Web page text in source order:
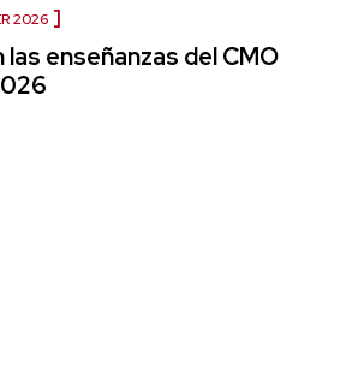
2026
enseñanzas del CMO